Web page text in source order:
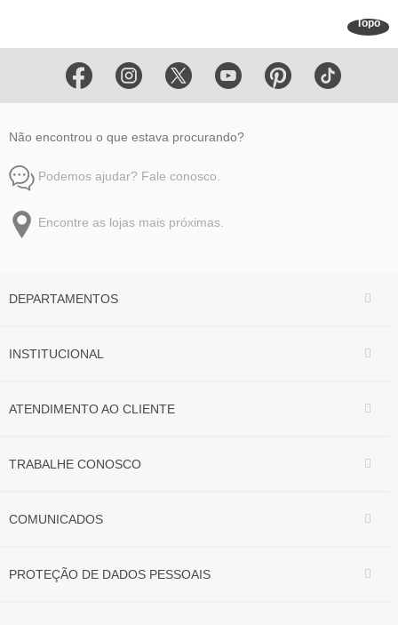
Topo
Não encontrou o que estava procurando?
Podemos ajudar? Fale conosco.
Encontre as lojas mais próximas.
DEPARTAMENTOS
INSTITUCIONAL
ATENDIMENTO AO CLIENTE
TRABALHE CONOSCO
COMUNICADOS
PROTEÇÃO DE DADOS PESSOAIS